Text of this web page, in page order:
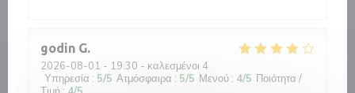
godin G
2026-08-01 - 19:30 - καλεσμένοι 4
Υπηρεσία : 5/5 Ατμόσφαιρα : 5/5 Μενού : 4/5 Ποιότητα /